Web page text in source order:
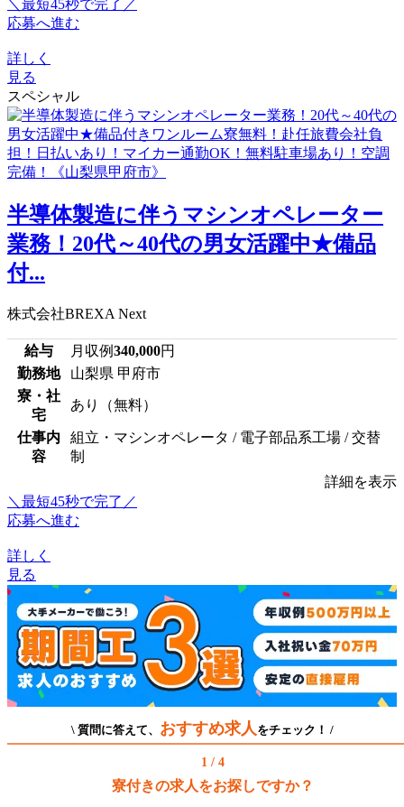
＼最短45秒で完了／
応募へ進む
詳しく
見る
スペシャル
半導体製造に伴うマシンオペレーター
業務！20代～40代の男女活躍中★備品
付...
株式会社BREXA Next
給与 月収例340,000円
勤務地
山梨県 甲府市
寮・社
宅
あり（無料）
仕事内
容
組立・マシンオペレータ / 電子部品系工場 / 交替
制
詳細を表示
＼最短45秒で完了／
応募へ進む
詳しく
見る
\ 質問に答えて、 おすすめ求人 をチェック！ /
1 / 4
寮付きの求人をお探しですか？